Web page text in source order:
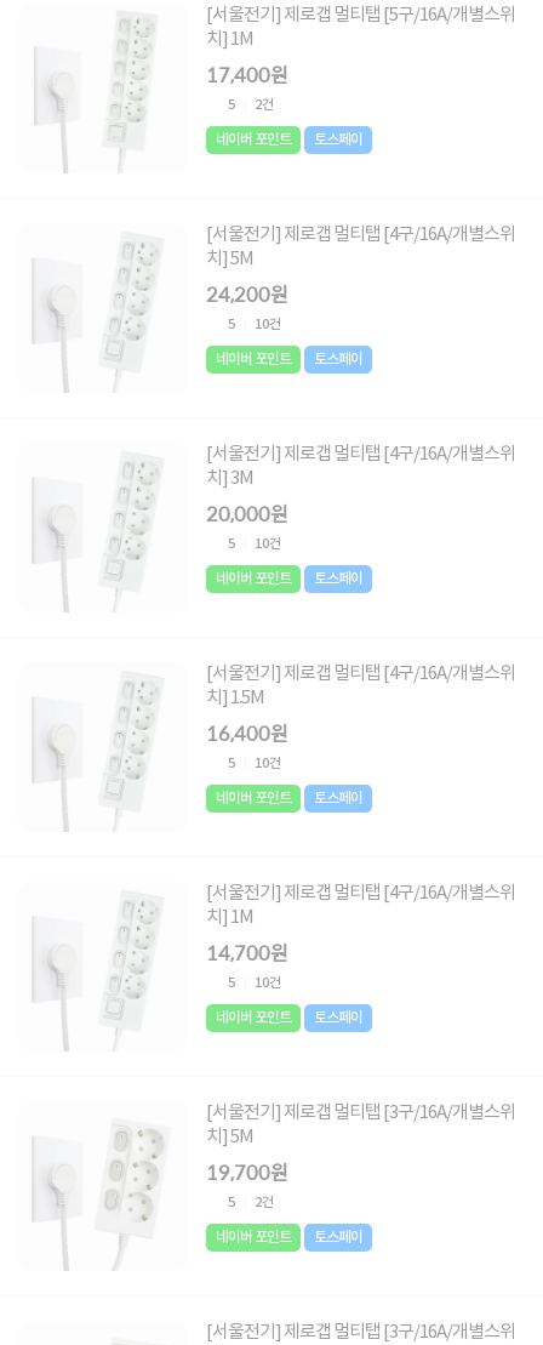
[서울전기] 제로갭 멀티탭 [5구/16A/개별스위
치] 1M
17,400원
5 2건
네이버 포인트 토스페이
[서울전기] 제로갭 멀티탭 [4구/16A/개별스위
치] 5M
24,200원
5 10건
네이버 포인트 토스페이
[서울전기] 제로갭 멀티탭 [4구/16A/개별스위
치] 3M
20,000원
5 10건
네이버 포인트 토스페이
[서울전기] 제로갭 멀티탭 [4구/16A/개별스위
치] 1.5M
16,400원
5 10건
네이버 포인트 토스페이
[서울전기] 제로갭 멀티탭 [4구/16A/개별스위
치] 1M
14,700원
5 10건
네이버 포인트 토스페이
[서울전기] 제로갭 멀티탭 [3구/16A/개별스위
치] 5M
19,700원
5 2건
네이버 포인트 토스페이
[서울전기] 제로갭 멀티탭 [3구/16A/개별스위